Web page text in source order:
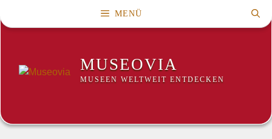
Inhalt
MENÜ
MUSEOVIA
MUSEEN WELTWEIT ENTDECKEN